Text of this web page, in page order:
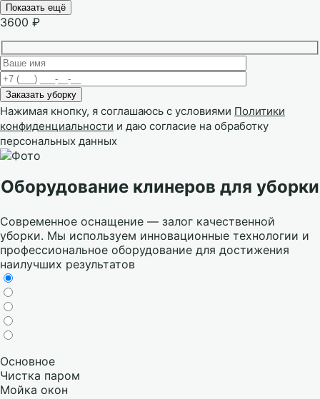
Показать ещё
3600 ₽
Нажимая кнопку, я соглашаюсь с условиями Политики
конфиденциальности и даю согласие на обработку
персональных данных
Оборудование клинеров для уборки
Современное оснащение — залог качественной
уборки. Мы используем инновационные технологии и
профессиональное оборудование для достижения
наилучших результатов
Основное
Чистка паром
Мойка окон